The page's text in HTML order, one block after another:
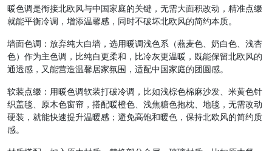
暖色调是衔接北欧风与中国家庭的关键，无需大面积改动，精准点缀
就能平衡冷调，增添温馨感，同时不破坏北欧风的简约本质。
墙面色调：放弃纯大白墙，选用暖调浅色系（燕麦色、奶白色、浅杏
色）作为主色调，比纯白更柔和，比冷灰更温暖，既能保留北欧风的
通透感，又能营造温馨居家氛围，适配中国家庭的团圆感。
软装点缀：用暖色调软装打破冷调，比如浅棕色棉麻沙发、米黄色针
织盖毯、原木色窗帘，搭配暖橙色、浅焦糖色抱枕、地毯，无需改动
硬装，就能快速提升温暖感；避免高饱和暖色，保持北欧风的简约质
感。